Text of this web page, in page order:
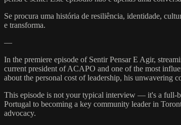
Se procura uma história de resiliência, identidade,
e transforma.
—
In the premiere episode of Sentir Pensar E Agir,
current president of ACAPO and one of the most
about the personal cost of leadership, his unwavering
This episode is not your typical interview — it's a full-
Portugal to becoming a key community leader in
advocacy.